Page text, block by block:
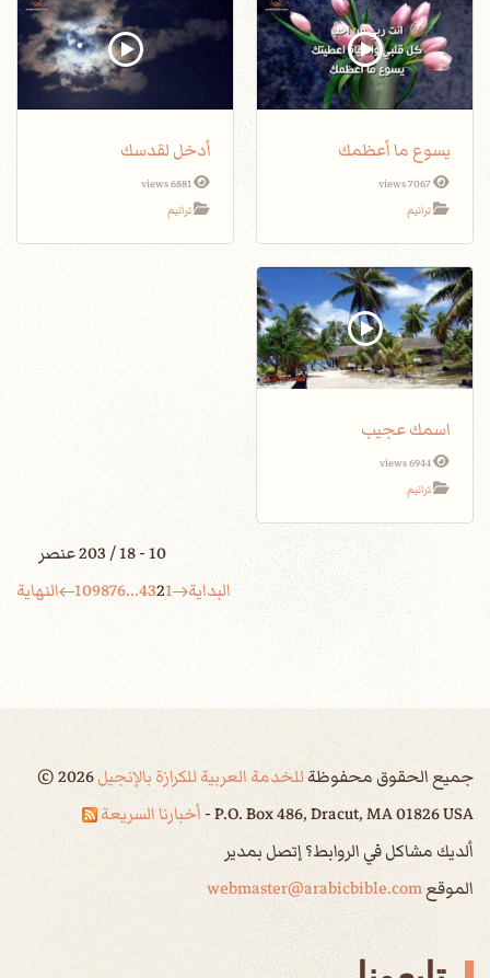
يسوع ما أعظمك
7067 views
ترانيم
أدخل لقدسك
6881 views
ترانيم
اسمك عجيب
6944 views
ترانيم
10 - 18 / 203 عنصر
البداية
1
2
3
4
...
6
7
8
9
10 النهاية
جميع الحقوق محفوظةللخدمة العربية للكرازة بالإنجيل ©2026
P.O. Box 486, Dracut, MA 01826 USA - أخبارنا السريعة
ألديك مشاكل في الروابط؟ إتصل بمدير
الموقعwebmaster@arabicbible.com